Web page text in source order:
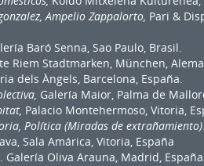
Ampelio Zappalorto, Pari &
Baró Senna, Sao Paulo, Brasil.
Riem Stadtmarken, München,
dels Àngels, Barcelona, España.
Galería Maior, Palma de
Palacio Montehermoso, Vitoria,
Política (Miradas de extrañamiento)
Sala Amárica, Vitoria, España
. Galería Oliva Arauna, Madrid,